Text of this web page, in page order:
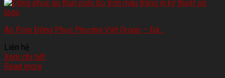
Áo Polo Đồng Phục Phương Việt Group – Đá…
Liên hệ
Xem chi tiết
Read more